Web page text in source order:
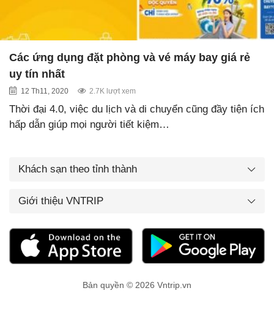
Các ứng dụng đặt phòng và vé máy bay giá rẻ
uy tín nhất
12 Th11, 2020 2.7K lượt xem
Thời đại 4.0, việc du lịch và di chuyển cũng đầy tiện ích
hấp dẫn giúp mọi người tiết kiệm…
Khách sạn theo tỉnh thành
Giới thiệu VNTRIP
Bản quyền © 2026 Vntrip.vn